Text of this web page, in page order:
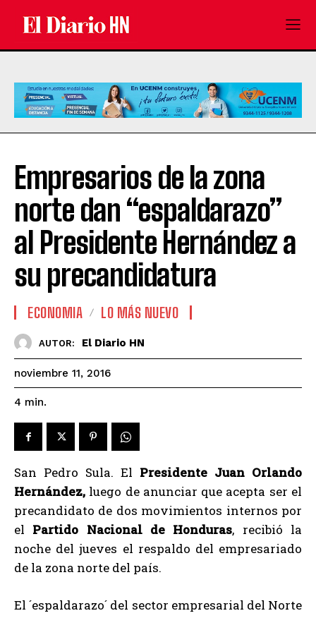
Empresarios de la zona
norte dan “espaldarazo”
al Presidente Hernández a
su precandidatura
ECONOMIA LO MÁS NUEVO
AUTOR: El Diario HN
noviembre 11, 2016
4 min.
San Pedro Sula. El Presidente Juan Orlando
Hernández, luego de anunciar que acepta ser el
precandidato de dos movimientos internos por
el Partido Nacional de Honduras, recibió la
noche del jueves el respaldo del empresariado
de la zona norte del país.
El ´espaldarazo´ del sector empresarial del Norte